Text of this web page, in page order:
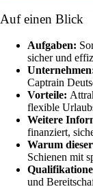
Auf einen Blick
Aufgaben:
sicher und
Captrain
Vorteile:
flexible
Weitere
finanziert,
Warum
Schienen mit
und